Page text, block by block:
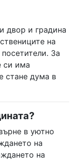
двор и градина
на
За
си има
стане дума в
в уютно
на
на